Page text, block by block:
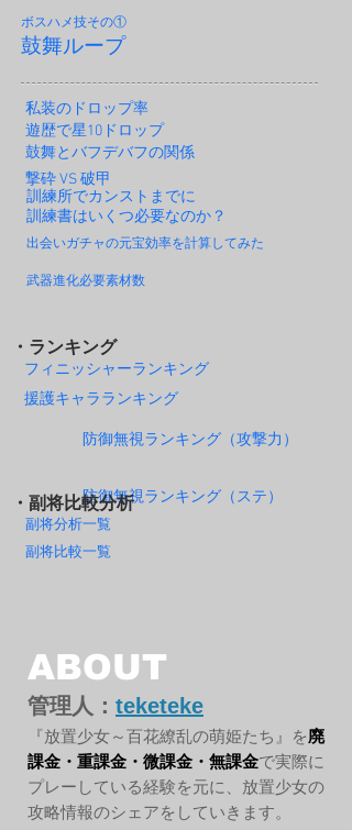
ボスハメ技その①
鼓舞ループ
私装のドロップ率
遊歴で星10ドロップ
鼓舞とバフデバフの関係
訓練所でカンストまでに
訓練書はいくつ必要なのか？
出会いガチャの元宝効率を計算してみた
武器進化必要素材数
撃砕 VS 破甲
・ランキング
フィニッシャーランキング
援護キャラランキング
防御無視ランキング（攻撃力）
防御無視ランキング（ステ）
・副将比較分析
副将分析一覧
副将比較一覧
ABOUT
管理人： teketeke
『放置少女～百花繚乱の萌姫たち』を廃
課金・重課金・微課金・無課金で実際に
プレーしている経験を元に、放置少女の
攻略情報のシェアをしていきます。